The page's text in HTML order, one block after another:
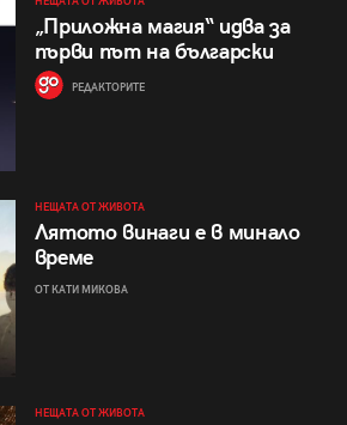
„Приложна магия“ идва за
първи път на български
РЕДАКТОРИТЕ
НЕЩАТА ОТ ЖИВОТА
Лятото винаги е в минало
време
ОТ КАТИ МИКОВА
НЕЩАТА ОТ ЖИВОТА